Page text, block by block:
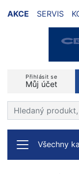
AKCE SERVIS
Přihlásit se
Můj účet
Prohledat web
Všechny